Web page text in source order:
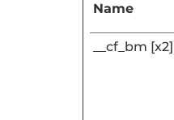
Name
__cf_bm [x2]